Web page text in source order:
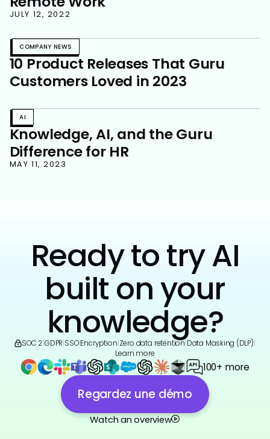
JULY 12, 2022
COMPANY NEWS
10 Product Releases That Guru
Customers Loved in 2023
AI
Knowledge, AI, and the Guru
Difference for HR
MAY 11, 2023
Ready to try AI
built on your
knowledge?
SOC 2 GDPR SSO|Encryption Zero data retention Data Masking (DLP)
Learn more
100+ more
Regardez une démo
Watch an overview